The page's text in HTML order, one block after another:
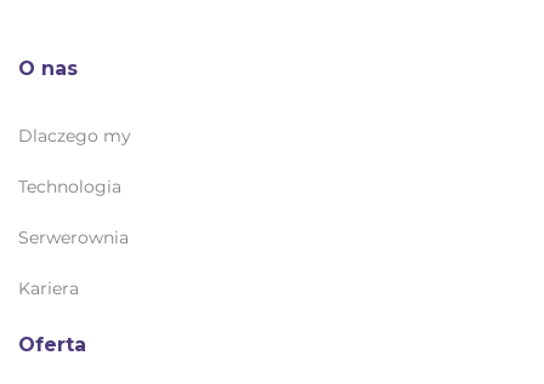
O nas
Dlaczego my
Technologia
Serwerownia
Kariera
Oferta